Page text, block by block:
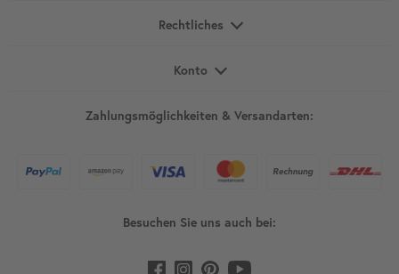
Rechtliches
Konto
Zahlungsmöglichkeiten & Versandarten:
Besuchen Sie uns auch bei: